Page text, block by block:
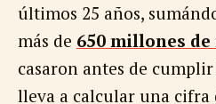
últimos 25 años,
más de 650 millones de
casaron antes de
lleva a calcular una cifra